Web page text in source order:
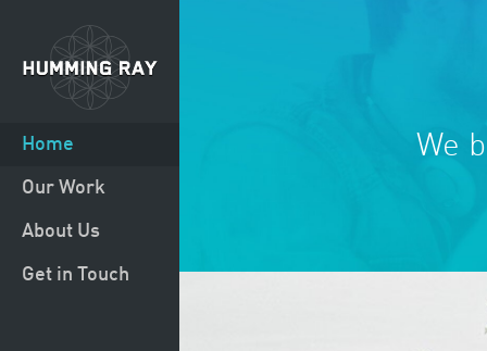
Home
Our Work
About Us
Get in Touch
We